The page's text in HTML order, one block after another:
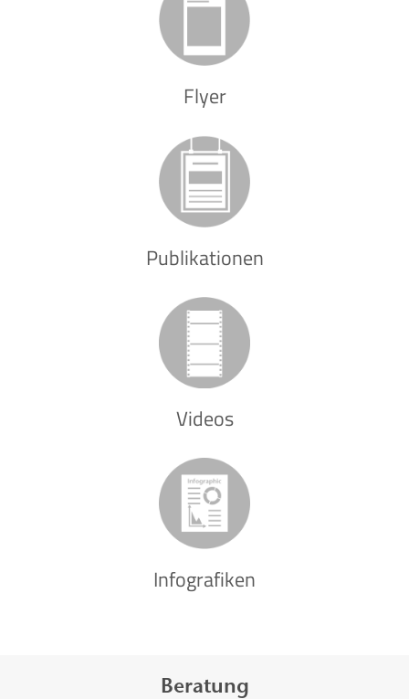
Flyer
Publikationen
Videos
Infografiken
Beratung